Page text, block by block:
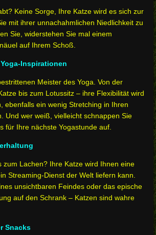
Keine Sorge, Ihre Katze wird es sich zur
mit ihrer unnachahmlichen Niedlichkeit zu
Sie, widerstehen Sie mal einem
auf Ihrem Schoß.
Inspirationen
Meister des Yoga. Von der
bis zum Lotussitz – ihre Flexibilität wird
ebenfalls ein wenig Stretching in Ihren
Und wer weiß, vielleicht schnappen Sie
für Ihre nächste Yogastunde auf.
zum Lachen? Ihre Katze wird Ihnen eine
Streaming-Dienst der Welt liefern kann.
unsichtbaren Feindes oder das epische
auf den Schrank – Katzen sind wahre
Snacks